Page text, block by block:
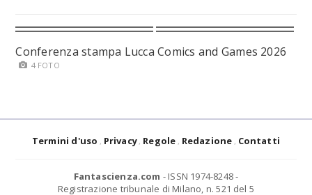
Conferenza stampa Lucca Comics and Games 2026
4 FOTO
Termini d'uso Privacy Regole Redazione Contatti
Fantascienza.com - ISSN 1974-8248 -
Registrazione tribunale di Milano, n. 521 del 5